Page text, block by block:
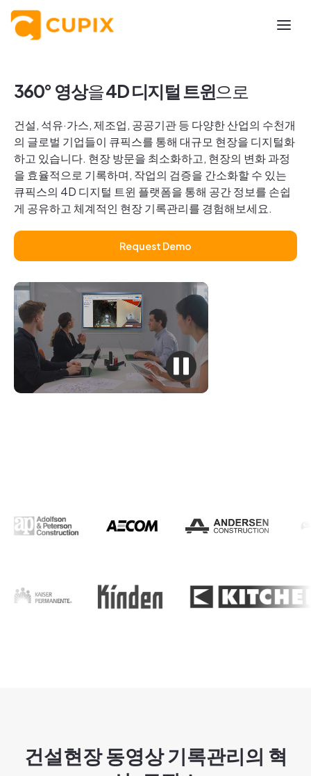
360° 영상을4D 디지털 트윈으로
건설, 석유·가스, 제조업, 공공기관 등 다양한 산업의 수천개
의 글로벌 기업들이 큐픽스를 통해 대규모 현장을 디지털화
하고 있습니다. 현장 방문을 최소화하고, 현장의 변화 과정
을 효율적으로 기록하며, 작업의 검증을 간소화할 수 있는
큐픽스의 4D 디지털 트윈 플랫폼을 통해 공간 정보를 손쉽
게 공유하고 체계적인 현장 기록관리를 경험해보세요.
Request Demo
건설현장 동영상 기록관리의 혁